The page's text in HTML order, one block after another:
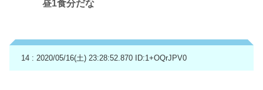
昼1食分だな
14 : 2020/05/16(土) 23:28:52.870 ID:1+OQrJPV0